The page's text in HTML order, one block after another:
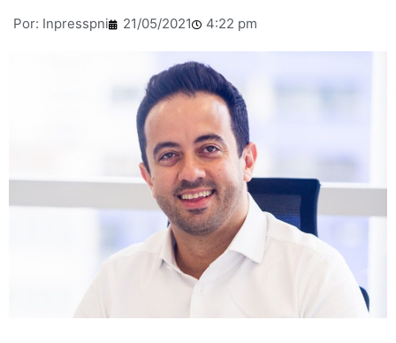
Por: Inpresspni 21/05/2021 4:22 pm